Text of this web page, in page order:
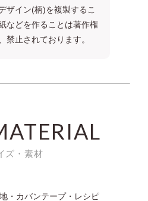
ザイン(柄)を複製するこ
などを作ることは著作権
禁止されております。
ズ・素材
・カバンテープ・レシピ